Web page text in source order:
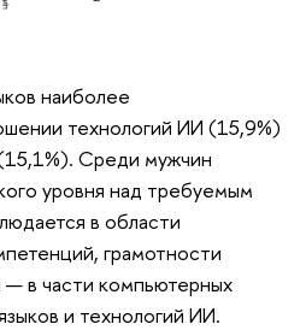
наиболее
технологий ИИ (15,9%)
Среди мужчин
уровня над требуемым
в области
грамотности
в части компьютерных
и технологий ИИ.